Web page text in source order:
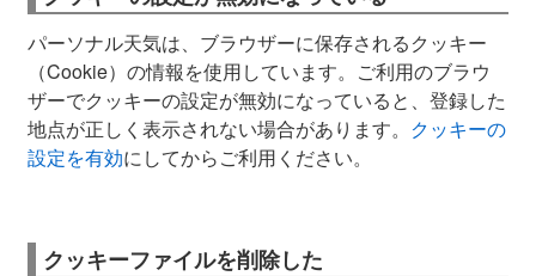
入
力パーソナル天気は、ブラウザーに保存されるクッキー
（Cookie）の情報を使用しています。ご利用のブラウ
ザーでクッキーの設定が無効になっていると、登録した
地点が正しく表示されない場合があります。 クッキーの
設定を有効にしてからご利用ください。
クッキーファイルを削除した